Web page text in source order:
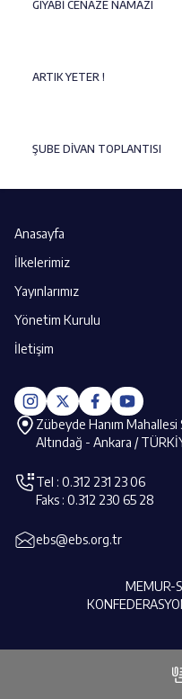
GIYABİ CENAZE NAMAZI
ARTIK YETER !
ŞUBE DİVAN TOPLANTISI
Anasayfa
İlkelerimiz
Yayınlarımız
Yönetim Kurulu
İletişim
MEMUR-
Zübeyde Hanım
Altındağ - Ankara /
Tel : 0.312 231 23 06
Faks : 0.312 230 65 28
ebs@ebs.org.tr